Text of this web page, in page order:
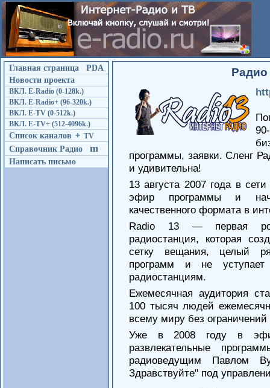
Главная страница
PDA
Новости проекта
ВКЛ. E-Radio (0-128k.)
ВКЛ. E-Radio+ (96-320k.)
ВКЛ. E-TV (0-512k.)
ВКЛ. E-TV+ (512-4096k.)
Список каналов + TV
Справочник Радио m
Написать письмо
Радио
программы, заявки. Сленг
и удивительна!
13 августа 2007 года в
эфир программы и
качественного формата в
Radio 13 — первая
радиостанция, которая
сетку вещания, целый
программ и не
радиостанциям.
Ежемесячная аудитория
100 тысяч людей
всему миру без ограничений
Уже в 2008 году в
развлекательные
радиоведущим Павлом
Здравствуйте" под